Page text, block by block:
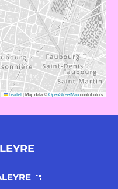
Leaflet|Map data ©OpenStreetMapcontributors